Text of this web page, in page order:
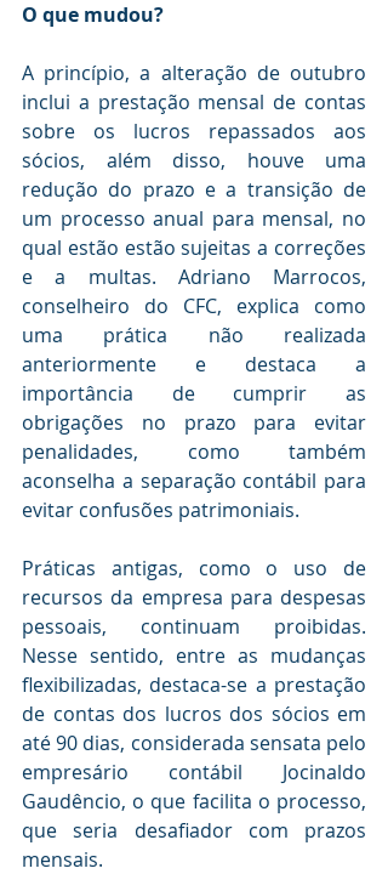
O que mudou?
A princípio, a alteração de outubro
inclui a prestação mensal de contas
sobre os lucros repassados aos
sócios, além disso, houve uma
redução do prazo e a transição de
um processo anual para mensal, no
qual estão estão sujeitas a correções
e a multas. Adriano Marrocos,
conselheiro do CFC, explica como
uma prática não realizada
anteriormente e destaca a
importância de cumprir as
obrigações no prazo para evitar
penalidades, como também
aconselha a separação contábil para
evitar confusões patrimoniais.
Práticas antigas, como o uso de
recursos da empresa para despesas
pessoais, continuam proibidas.
Nesse sentido, entre as mudanças
flexibilizadas, destaca-se a prestação
de contas dos lucros dos sócios em
até 90 dias, considerada sensata pelo
empresário contábil Jocinaldo
Gaudêncio, o que facilita o processo,
que seria desafiador com prazos
mensais.